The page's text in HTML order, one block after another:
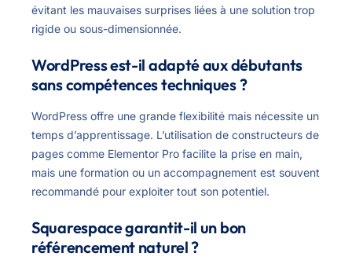
évitant les mauvaises surprises liées à une solution trop
rigide ou sous-dimensionnée.
WordPress est-il adapté aux débutants
sans compétences techniques ?
WordPress offre une grande flexibilité mais nécessite un
temps d’apprentissage. L’utilisation de constructeurs de
pages comme Elementor Pro facilite la prise en main,
mais une formation ou un accompagnement est souvent
recommandé pour exploiter tout son potentiel.
Squarespace garantit-il un bon
référencement naturel ?